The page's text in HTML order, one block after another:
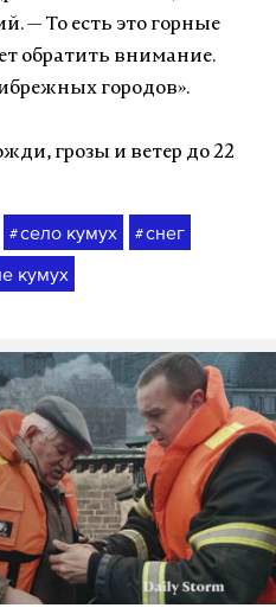
— То есть это горные
обратить внимание.
городов».
грозы и ветер до 22
#село кумух #снег
кумух